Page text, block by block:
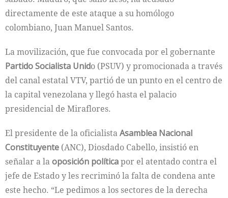
directamente de este ataque a su homólogo
colombiano, Juan Manuel Santos.
La movilización, que fue convocada por el gobernante
Partido Socialista Unido (PSUV) y promocionada a través
del canal estatal VTV, partió de un punto en el centro de
la capital venezolana y llegó hasta el palacio
presidencial de Miraflores.
El presidente de la oficialistaAsamblea Nacional
Constituyente (ANC), Diosdado Cabello, insistió en
señalar a laoposición políticapor el atentado contra el
jefe de Estado y les recriminó la falta de condena ante
este hecho. “Le pedimos a los sectores de la derecha